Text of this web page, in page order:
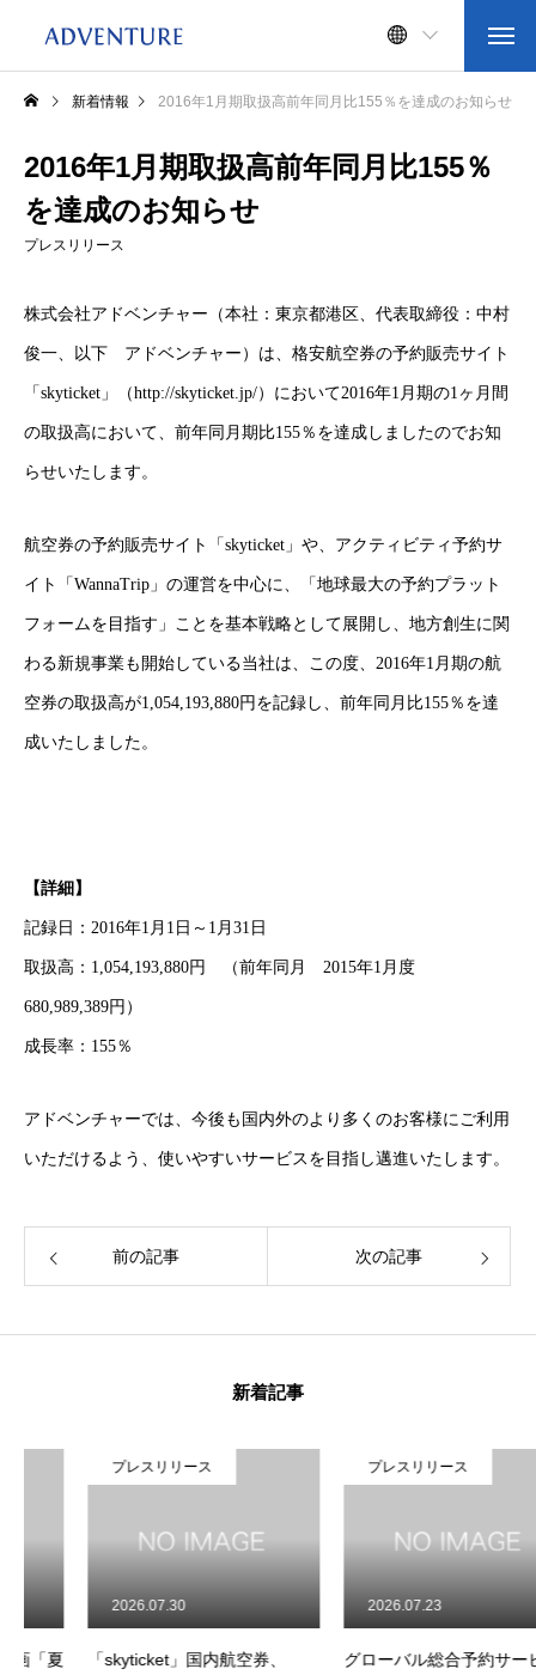
COMPANY Adventureについて
新着情報 2016年1月期取扱高前年同月比155％を達成のお知らせ
2016年1月期取扱高前年同月比155％
を達成のお知らせ
プレスリリース
株式会社アドベンチャー（本社：東京都港区、代表取締役：中村
俊一、以下 アドベンチャー）は、格安航空券の予約販売サイト
「skyticket」（http://skyticket.jp/）において2016年1月期の1ヶ月間
の取扱高において、前年同月期比155％を達成しましたのでお知
らせいたします。
航空券の予約販売サイト「skyticket」や、アクティビティ予約サ
イト「WannaTrip」の運営を中心に、「地球最大の予約プラット
フォームを目指す」ことを基本戦略として展開し、地方創生に関
わる新規事業も開始している当社は、この度、2016年1月期の航
空券の取扱高が1,054,193,880円を記録し、前年同月比155％を達
成いたしました。
【詳細】
記録日：2016年1月1日～1月31日
取扱高：1,054,193,880円 （前年同月 2015年1月度
680,989,389円）
成長率：155％
アドベンチャーでは、今後も国内外のより多くのお客様にご利用
いただけるよう、使いやすいサービスを目指し邁進いたします。
前の記事 次の記事
新着記事
プレスリリース
「skyticket」国内航空券、
2026.07.30
プレスリリース
グローバル総合予約サービス
2026.07.23